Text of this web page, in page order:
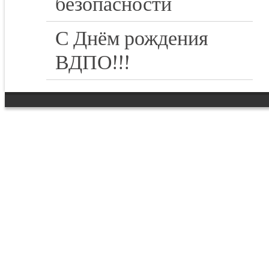
С Днём рождения
ВДПО!!!